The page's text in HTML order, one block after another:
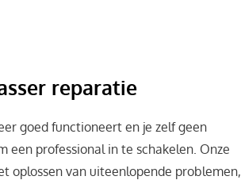
reparatie
goed functioneert en je zelf geen
een professional in te schakelen. Onze
oplossen van uiteenlopende problemen,